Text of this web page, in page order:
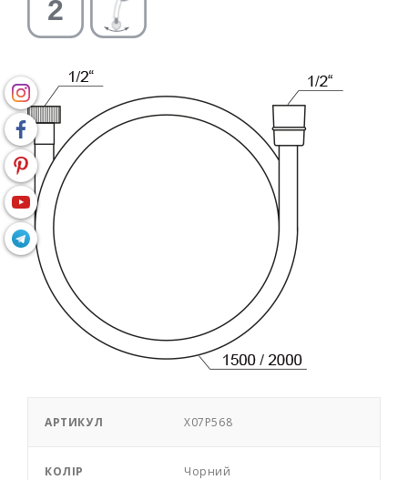
АРТИКУЛ X07P568
КОЛІР Чорний